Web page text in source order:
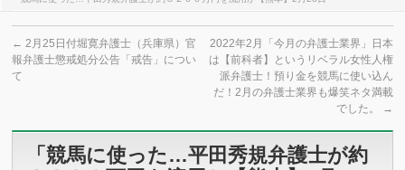
← 2月25日付堀寛弁護士（兵庫県）官
報弁護士懲戒処分公告「戒告」につい
て
2022年2月「今月の弁護士業界」日本
は【前科者】というリベラル女性人権
派弁護士！預り金を競馬に使い込ん
だ！2月の弁護士業界も爆笑ネタ満載
でした。
→
「競馬に使った…平田秀規弁護士が約